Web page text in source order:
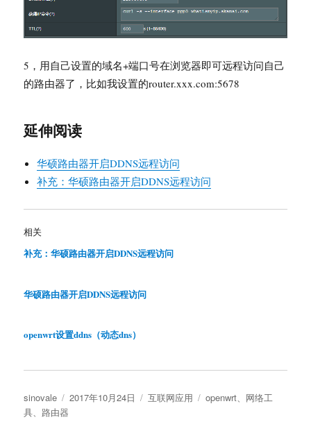
5，用自己设置的域名+端口号在浏览器即可远程访问自己
的路由器了，比如我设置的router.xxx.com:5678
延伸阅读
华硕路由器开启DDNS远程访问
补充：华硕路由器开启DDNS远程访问
相关
补充：华硕路由器开启DDNS远程访问
华硕路由器开启DDNS远程访问
openwrt设置ddns（动态dns）
作
者
sinovale
发
2017年10月24日
分
互联网应用
标
openwrt
网络工
具
路由器